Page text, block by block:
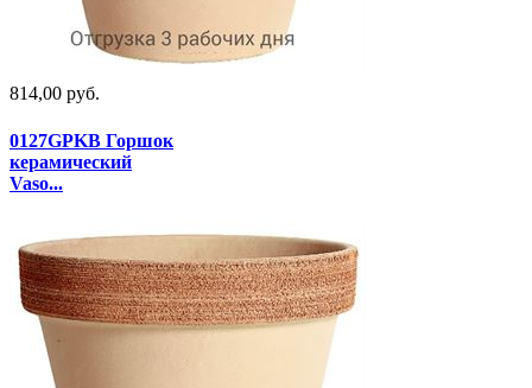
814,00 руб.
0127GPKB Горшок
керамический
Vaso...